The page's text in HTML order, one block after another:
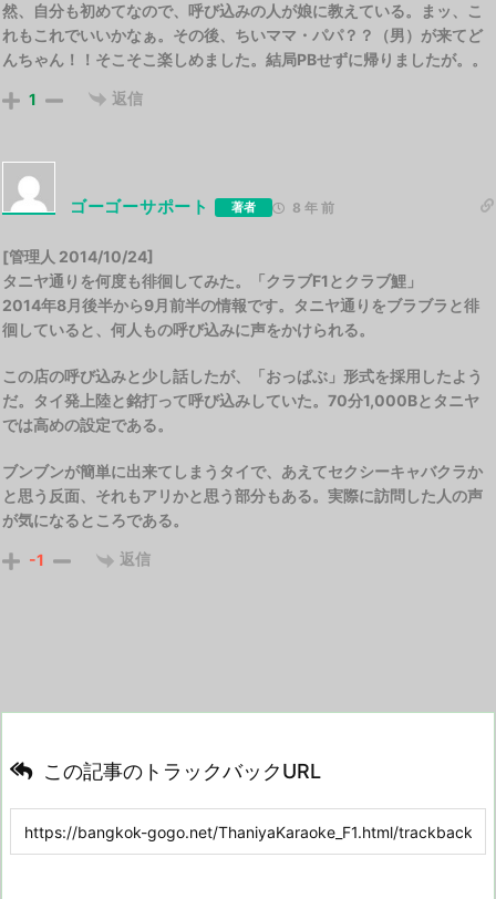
然、自分も初めてなので、呼び込みの人が娘に教えている。まッ、こ
れもこれでいいかなぁ。その後、ちいママ・パパ？？（男）が来てど
んちゃん！！そこそこ楽しめました。結局PBせずに帰りましたが。。
1 返信
ゴーゴーサポート 著者 8 年 前
[管理人 2014/10/24]
タニヤ通りを何度も徘徊してみた。「クラブF1とクラブ鯉」
2014年8月後半から9月前半の情報です。タニヤ通りをブラブラと徘
徊していると、何人もの呼び込みに声をかけられる。
この店の呼び込みと少し話したが、「おっぱぶ」形式を採用したよう
だ。タイ発上陸と銘打って呼び込みしていた。70分1,000Bとタニヤ
では高めの設定である。
ブンブンが簡単に出来てしまうタイで、あえてセクシーキャバクラか
と思う反面、それもアリかと思う部分もある。実際に訪問した人の声
が気になるところである。
-1 返信
この記事のトラックバックURL